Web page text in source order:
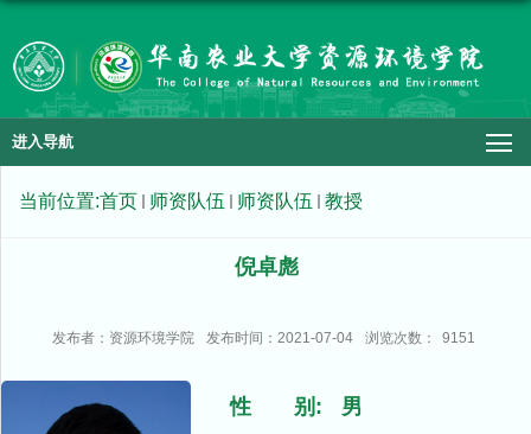
进入导航
当前位置:首页 师资队伍 师资队伍 教授
倪卓彪
发布者：资源环境学院 发布时间：2021-07-04 浏览次数： 9151
性 别: 男